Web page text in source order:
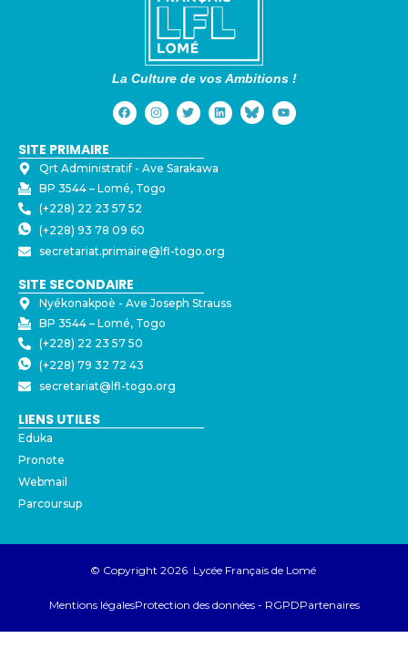
La Culture de vos Ambitions !
SITE PRIMAIRE
Qrt Administratif - ⁠Ave Sarakawa
BP 3544 – Lomé, Togo
(+228) 22 23 57 52
(+228) 93 78 09 60
secretariat.primaire@lfl-togo.org
SITE SECONDAIRE
Nyékonakpoè - ⁠Ave Joseph Strauss
BP 3544 – Lomé, Togo
(+228) 22 23 57 50
(+228) 79 32 72 43
secretariat@lfl-togo.org
LIENS UTILES
Eduka
Pronote
Webmail
Parcoursup
© Copyright 2026 Lycée Français de Lomé
Mentions légalesProtection des données - RGPDPartenaires